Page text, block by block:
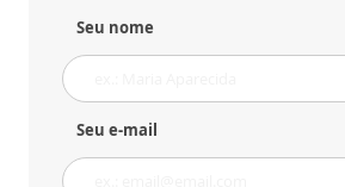
Seu nome
Seu e-mail